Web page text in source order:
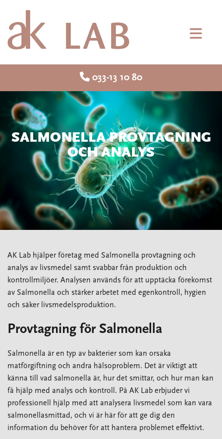
 033-13 10 80
SALMONELLA PROVTAGNING
OCH ANALYS
AK Lab hjälper företag med Salmonella provtagning och
analys av livsmedel samt svabbar från produktion och
kontrollmiljöer. Analysen används för att upptäcka förekomst
av Salmonella och stärker arbetet med egenkontroll, hygien
och säker livsmedelsproduktion.
Provtagning för Salmonella
Salmonella är en typ av bakterier som kan orsaka
matförgiftning och andra hälsoproblem. Det är viktigt att
känna till vad salmonella är, hur det smittar, och hur man kan
få hjälp med analys och kontroll. På AK Lab erbjuder vi
professionell hjälp med att analysera livsmedel som kan vara
salmonellasmittad, och vi är här för att ge dig den
information du behöver för att hantera problemet effektivt.